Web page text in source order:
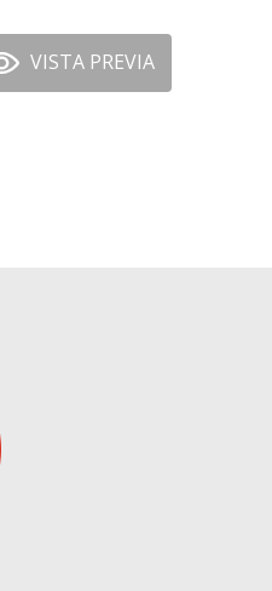
VISTA PREVIA